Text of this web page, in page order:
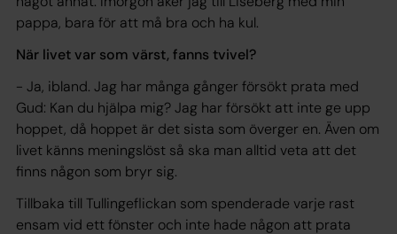
pappa, bara för att må bra och ha kul.
När livet var som värst, fanns tvivel?
- Ja, ibland. Jag har många gånger försökt prata med
Gud: Kan du hjälpa mig? Jag har försökt att inte ge upp
hoppet, då hoppet är det sista som överger en. Även om
livet känns meningslöst så ska man alltid veta att det
finns någon som bryr sig.
Tillbaka till Tullingeflickan som spenderade varje rast
ensam vid ett fönster och inte hade någon att prata